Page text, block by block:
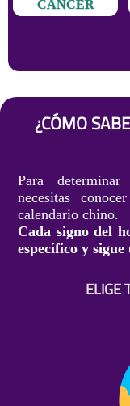
CÁNCER
¿CÓMO
Para
necesitas
calendario chino.
Cada signo del
específico y
ELIGE